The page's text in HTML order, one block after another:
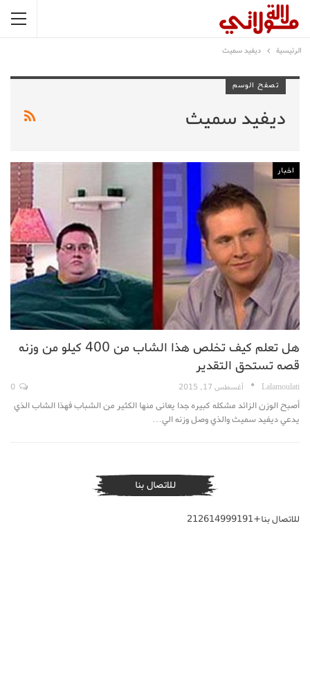
الرئيسية ديفيد سميث
تصفح الوسم
ديفيد سميث
اخبار
هل تعلم كيف تخلص هذا الشاب من 400 كيلو من وزنه
قصه تستحق التقدير
Lalamoulati أغسطس 17, 2015
أصبح الوزن الزائد مشكله كبيره جدا يعانى منها الكثير من الشباب فهذا الشاب الذي
يدعي ديفيد سميث والذي وصل وزنه الي…
للاتصال بنا
للاتصال بنا+212614999191